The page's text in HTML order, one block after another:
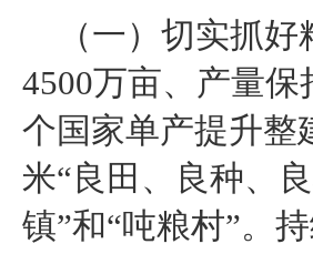
（一）切实抓
4500万亩、产量
个国家单产提升整
米“良田、良种、
镇”和“吨粮村”。